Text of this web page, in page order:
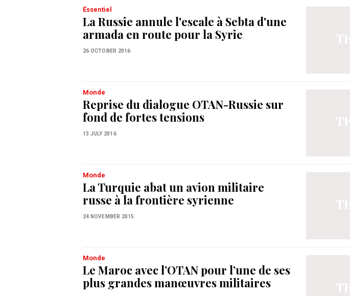
Éssentiel
La Russie annule l'escale à Sebta d'une
armada en route pour la Syrie
26 OCTOBER 2016
Monde
Reprise du dialogue OTAN-Russie sur
fond de fortes tensions
13 JULY 2016
Monde
La Turquie abat un avion militaire
russe à la frontière syrienne
24 NOVEMBER 2015
Monde
Le Maroc avec l’OTAN pour l’une de ses
plus grandes manœuvres militaires